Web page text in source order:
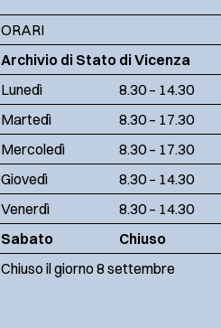
ORARI
Archivio di Stato di Vicenza
Lunedì
8.30 – 14.30
Martedì
8.30 – 17.30
Mercoledì
8.30 – 17.30
Giovedì
8.30 – 14.30
Venerdì
8.30 – 14.30
Sabato
Chiuso
Chiuso il giorno 8 settembre